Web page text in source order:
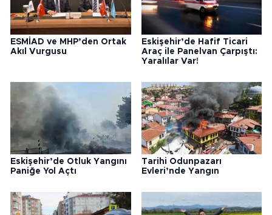
ESMİAD ve MHP’den Ortak
Akıl Vurgusu
Eskişehir’de Hafif Ticari
Araç ile Panelvan Çarpıştı:
Yaralılar Var!
Eskişehir’de Otluk Yangını
Paniğe Yol Açtı
Tarihi Odunpazarı
Evleri’nde Yangın